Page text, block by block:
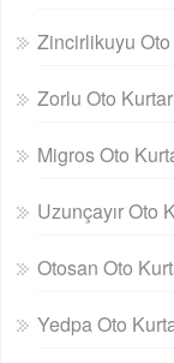
Zincirlikuyu Oto
Zorlu Oto
Migros Oto
Uzunçayır Oto
Otosan Oto
Yedpa Oto